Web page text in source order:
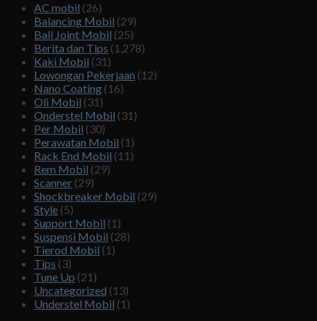
AC mobil (26)
Balancing Mobil (29)
Ball Joint Mobil (25)
Berita dan Tips (1,278)
Kaki Mobil (31)
Lowongan Pekerjaan (12)
Nano Coating (16)
Oli Mobil (31)
Onderstel Mobil (31)
Per Mobil (30)
Perawatan Mobil (1)
Rack End Mobil (11)
Rem Mobil (29)
Scanner (29)
Shockbreaker Mobil (29)
Style (5)
Support Mobil (1)
Suspensi Mobil (28)
Tierod Mobil (1)
Tips (3)
Tune Up (21)
Uncategorized (13)
Understel Mobil (1)